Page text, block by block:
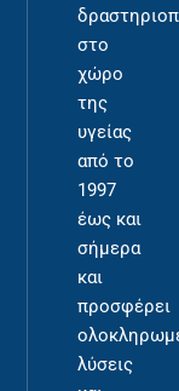
στο
χώρο
της
υγείας
από το
1997
έως και
σήμερα
και
προσφέρει
λύσεις